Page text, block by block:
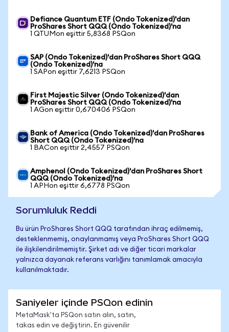
Defiance Quantum ETF (Ondo Tokenized)'dan
ProShares Short QQQ (Ondo Tokenized)'na
1 QTUMon eşittir 5,8368 PSQon
SAP (Ondo Tokenized)'dan ProShares Short QQQ
(Ondo Tokenized)'na
1 SAPon eşittir 7,6213 PSQon
First Majestic Silver (Ondo Tokenized)'dan
ProShares Short QQQ (Ondo Tokenized)'na
1 AGon eşittir 0,670406 PSQon
Bank of America (Ondo Tokenized)'dan ProShares
Short QQQ (Ondo Tokenized)'na
1 BACon eşittir 2,4557 PSQon
Amphenol (Ondo Tokenized)'dan ProShares Short
QQQ (Ondo Tokenized)'na
1 APHon eşittir 6,6778 PSQon
Sorumluluk Reddi
Bu ürün ProShares Short QQQ tarafından ihraç edilmemiş,
desteklenmemiş, onaylanmamış veya ProShares Short QQQ
ile ilişkilendirilmemiştir. Şirket adı ve diğer ticari markalar
yalnızca dayanak referans varlığını tanımlamak amacıyla
kullanılmaktadır.
Saniyeler içinde PSQon edinin
MetaMask'ta PSQon satın alın, satın,
takas edin ve değiştirin. En güvenilir